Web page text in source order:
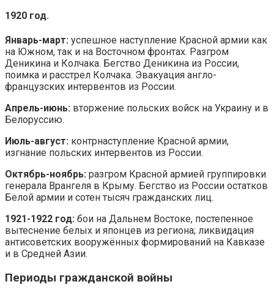
1920 год.
Январь-март: успешное наступление Красной армии как
на Южном, так и на Восточном фронтах. Разгром
Деникина и Колчака. Бегство Деникина из России,
поимка и расстрел Колчака. Эвакуация англо-
французских интервентов из России.
Апрель-июнь: вторжение польских войск на Украину и в
Белоруссию.
Июль-август: контрнаступление Красной армии,
изгнание польских интервентов из России.
Октябрь-ноябрь: разгром Красной армией группировки
генерала Врангеля в Крыму. Бегство из России остатков
Белой армии и сотен тысяч гражданских лиц.
1921-1922 год: бои на Дальнем Востоке, постепенное
вытеснение белых и японцев из региона; ликвидация
антисоветских вооружённых формирований на Кавказе
и в Средней Азии.
Периоды гражданской войны